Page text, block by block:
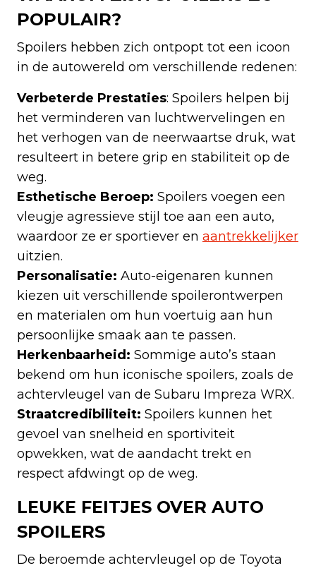
POPULAIR?
Spoilers hebben zich ontpopt tot een icoon
in de autowereld om verschillende redenen:
Verbeterde Prestaties: Spoilers helpen bij
het verminderen van luchtwervelingen en
het verhogen van de neerwaartse druk, wat
resulteert in betere grip en stabiliteit op de
weg.
Esthetische Beroep: Spoilers voegen een
vleugje agressieve stijl toe aan een auto,
waardoor ze er sportiever en aantrekkelijker
uitzien.
Personalisatie: Auto-eigenaren kunnen
kiezen uit verschillende spoilerontwerpen
en materialen om hun voertuig aan hun
persoonlijke smaak aan te passen.
Herkenbaarheid: Sommige auto’s staan
bekend om hun iconische spoilers, zoals de
achtervleugel van de Subaru Impreza WRX.
Straatcredibiliteit: Spoilers kunnen het
gevoel van snelheid en sportiviteit
opwekken, wat de aandacht trekt en
respect afdwingt op de weg.
LEUKE FEITJES OVER AUTO
SPOILERS
De beroemde achtervleugel op de Toyota